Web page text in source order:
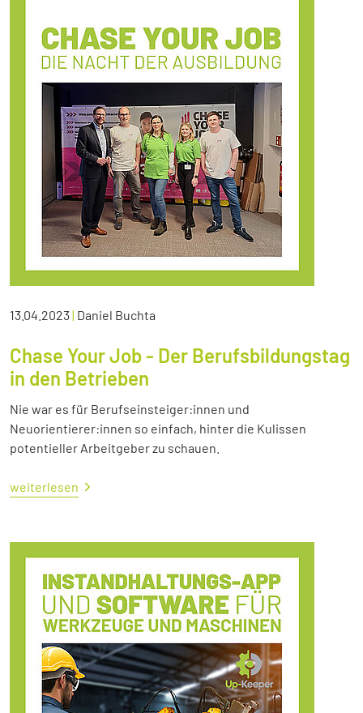
13.04.2023| Daniel Buchta
Chase Your Job - Der Berufsbildungstag
in den Betrieben
Nie war es für Berufseinsteiger:innen und
Neuorientierer:innen so einfach, hinter die Kulissen
potentieller Arbeitgeber zu schauen.
weiterlesen